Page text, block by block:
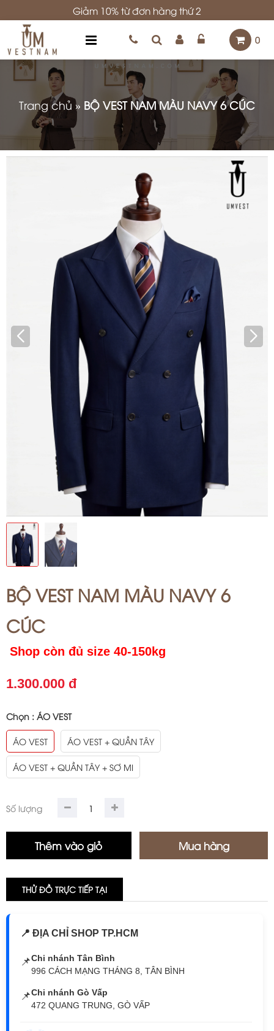
Giảm 10% từ đơn hàng thứ 2
0
Trang chủ » BỘ VEST NAM MÀU NAVY 6 CÚC
BỘ VEST NAM MÀU NAVY 6
CÚC
Shop còn đủ size 40-150kg
1.300.000 đ
Chọn : ÁO VEST
ÁO VEST ÁO VEST + QUẦN TÂY
ÁO VEST + QUẦN TÂY + SƠ MI
Số lượng
THỬ ĐỒ TRỰC TIẾP TẠI
📍 ĐỊA CHỈ SHOP TP.HCM
📌Chi nhánh Tân Bình
996 CÁCH MẠNG THÁNG 8, TÂN BÌNH
📌Chi nhánh Gò Vấp
472 QUANG TRUNG, GÒ VẤP